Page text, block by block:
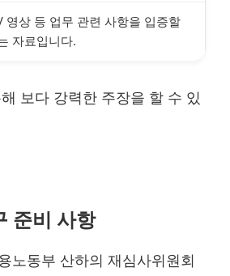
영상 등 업무 관련 사항을 입증할
자료입니다.
보다 강력한 주장을 할 수 있
준비 사항
노동부 산하의 재심사위원회